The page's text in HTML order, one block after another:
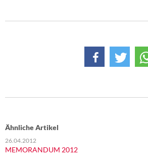
Ähnliche Artikel
26.04.2012
MEMORANDUM 2012